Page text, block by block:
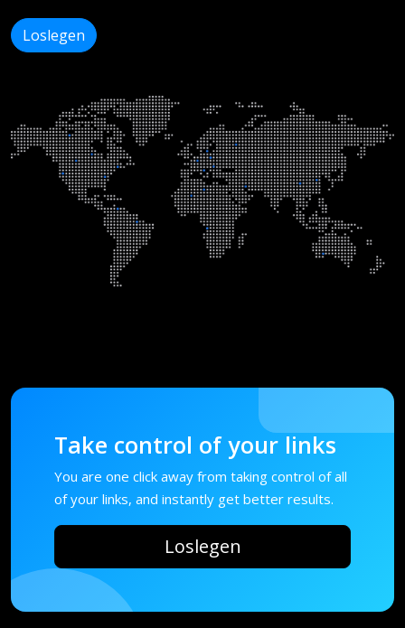
Loslegen
Take control of your links
You are one click away from taking control of all
of your links, and instantly get better results.
Loslegen